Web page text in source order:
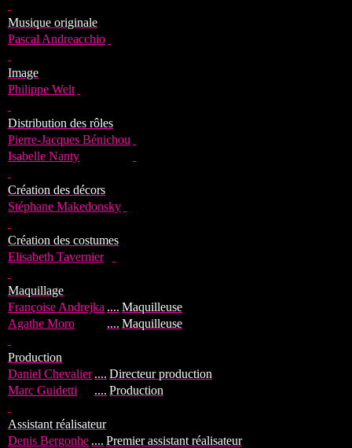
Musique originale
Pascal Andreacchio
Image
Philippe Welt
Distribution des rôles
Pierre-Jacques Bénichou
Isabelle Nanty
Création des décors
Stéphane Makedonsky
Création des costumes
Elisabeth Tavernier
Maquillage
Françoise Andrejka .... Maquilleuse
Agathe Moro
.... Maquilleuse
Production
Daniel Chevalier .... Directeur production
Marc Guidetti
.... Production
Assistant réalisateur
Denis Bergonhe .... Premier assistant réalisateur